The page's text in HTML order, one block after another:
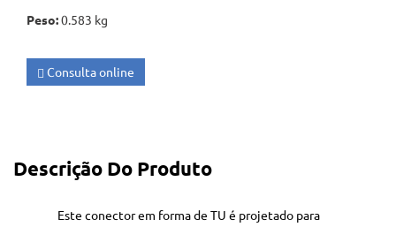
Peso:0.583 kg
Consulta online
Descrição Do Produto
Este conector em forma de TU é projetado para